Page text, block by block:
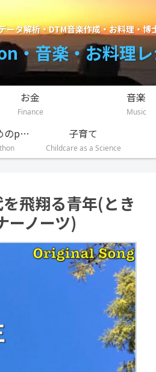
タ解析・DTM音楽作成・お料理・博
・音楽・お料理
お金
Finance
音楽
Music
アラサーOLのためのpython入門講座 子育て
Childcare as a Science
飛翔る青年(とき
ーノーツ)